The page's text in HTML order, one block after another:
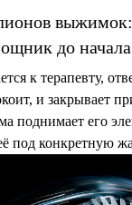
выжимок:
до
к терапевту,
и закрывает
поднимает его
под конкретную